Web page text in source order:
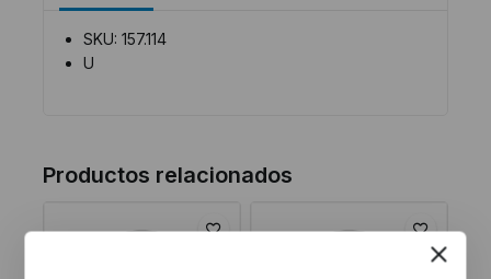
SKU: 157.114
U
Productos relacionados